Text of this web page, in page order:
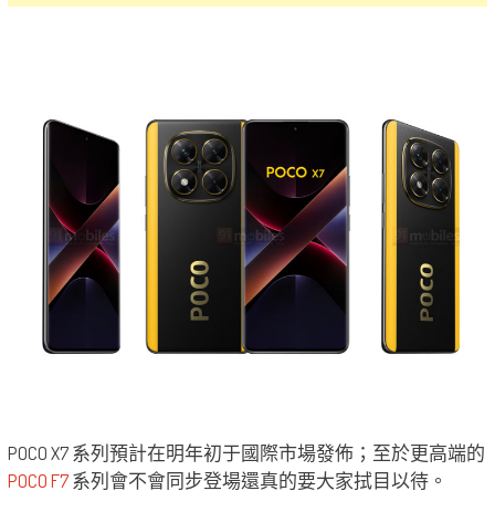
POCO X7 系列預計在明年初于國際市場發佈；至於更高端的
POCO F7系列會不會同步登場還真的要大家拭目以待。